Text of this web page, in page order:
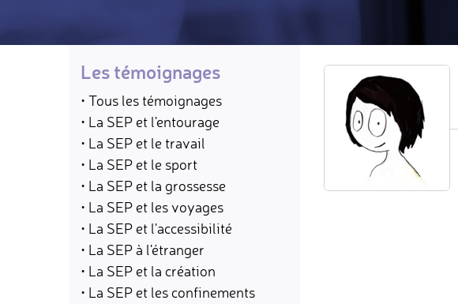
Les témoignages
• Tous les témoignages
• La SEP et l'entourage
• La SEP et le travail
• La SEP et le sport
• La SEP et la grossesse
• La SEP et les voyages
• La SEP et l'accessibilité
• La SEP à l'étranger
• La SEP et la création
• La SEP et les confinements